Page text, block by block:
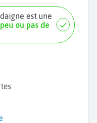
peu ou pas de